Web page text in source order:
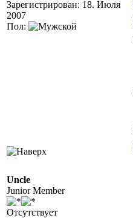
Зарегистрирован: 18. Июля
2007
Пол:
Uncle
Junior Member
Отсутствует